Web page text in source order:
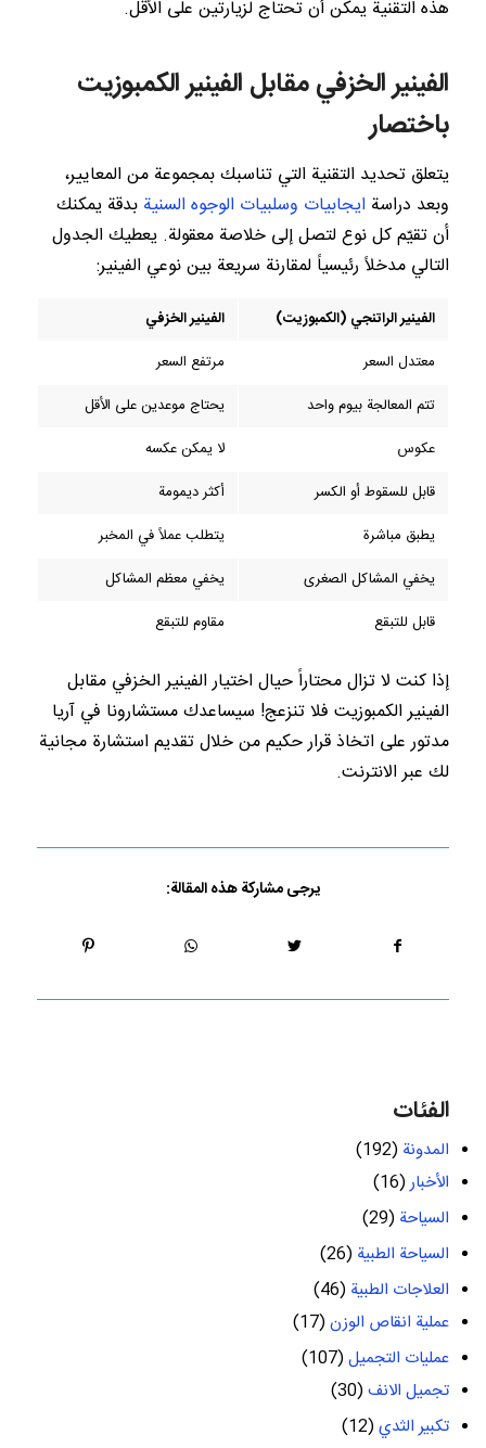
هذه التقنية يمكن أن تحتاج لزيارتين على الأقل.
الفينير الخزفي مقابل الفينير الكمبوزيت
باختصار
يتعلق تحديد التقنية التي تناسبك بمجموعة من المعايير،
وبعد دراسة ايجابيات وسلبيات الوجوه السنية بدقة يمكنك
أن تقيّم كل نوع لتصل إلى خلاصة معقولة. يعطيك الجدول
التالي مدخلاً رئيسياً لمقارنة سريعة بين نوعي الفينير:
الفينير الراتنجي (الكمبوزيت)
الفينير الخزفي
معتدل السعر
مرتفع السعر
تتم المعالجة بيوم واحد
يحتاج موعدين على الأقل
عكوس
لا يمكن عكسه
قابل للسقوط أو الكسر
أكثر ديمومة
يطبق مباشرة
يتطلب عملاً في المخبر
يخفي المشاكل الصغرى
يخفي معظم المشاكل
قابل للتبقع
مقاوم للتبقع
إذا كنت لا تزال محتاراً حيال اختيار الفينير الخزفي مقابل
الفينير الكمبوزيت فلا تنزعج! سيساعدك مستشارونا في آريا
مدتور على اتخاذ قرار حكيم من خلال تقديم استشارة مجانية
لك عبر الانترنت.
يرجى مشاركة هذه المقالة:
الفئات
المدونة (192)
الأخبار(16)
السياحة (29)
السياحة الطبية (26)
العلاجات الطبية (46)
عملية انقاص الوزن(17)
عمليات التجميل(107)
تجميل الانف(30)
تكبير الثدي(12)